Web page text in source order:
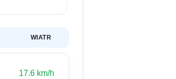
WIATR
17.6 km/h